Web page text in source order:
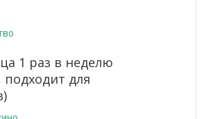
1 раз в неделю
подходит для